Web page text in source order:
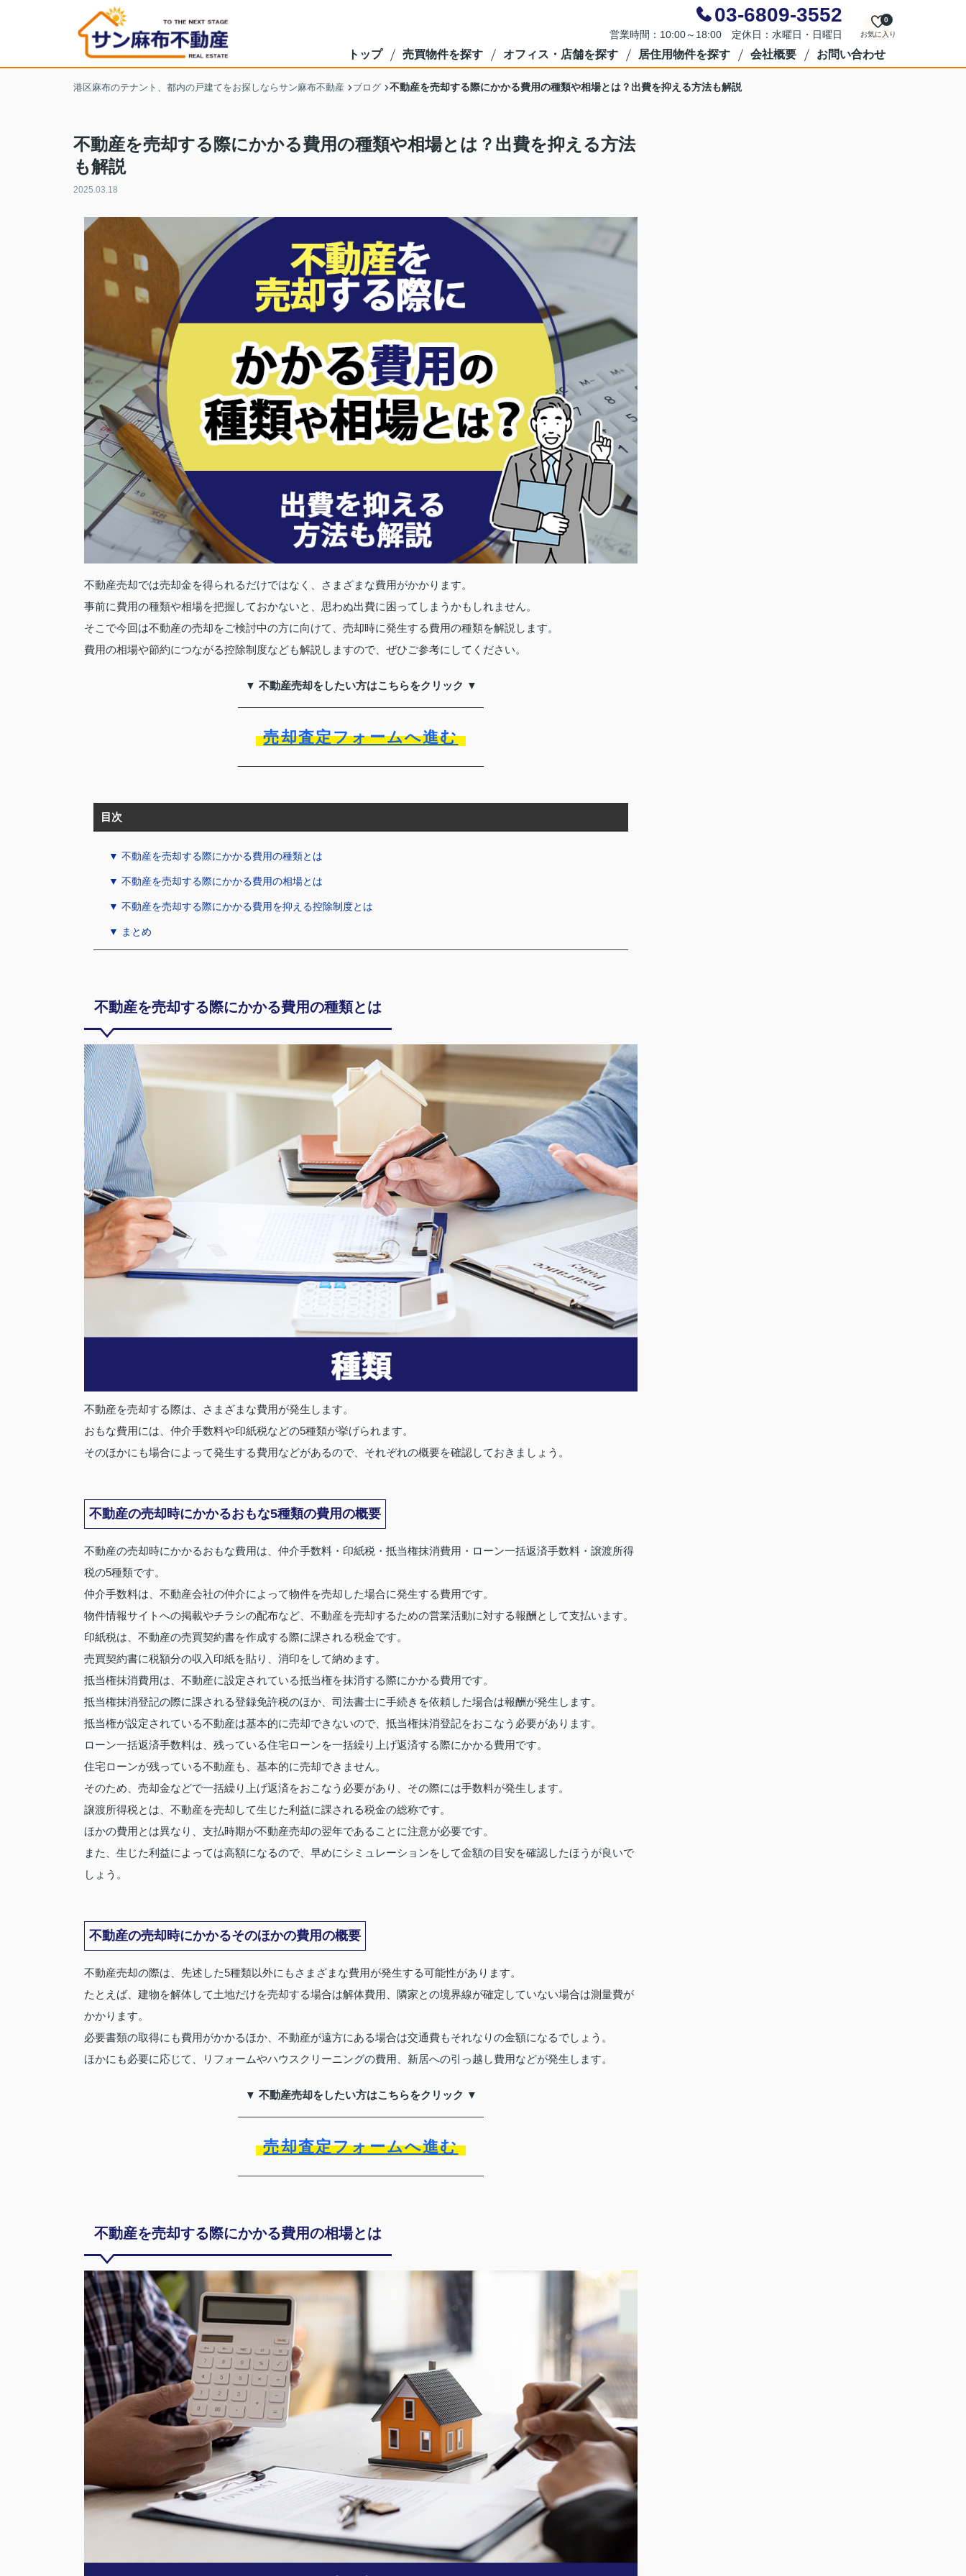
03-6809-3552
営業時間：10:00～18:00 定休日：水曜日・日曜日 お気に入り
0
トップ 売買物件を探す オフィス・店舗を探す 居住用物件を探す 会社概要 お問い合わせ
港区麻布のテナント、都内の戸建てをお探しならサン麻布不動産 ブログ 不動産を売却する際にかかる費用の種類や相場とは？出費を抑える方法も解説
不動産を売却する際にかかる費用の種類や相場とは？出費を抑える方法
も解説
2025.03.18
不動産売却では売却金を得られるだけではなく、さまざまな費用がかかります。
事前に費用の種類や相場を把握しておかないと、思わぬ出費に困ってしまうかもしれません。
そこで今回は不動産の売却をご検討中の方に向けて、売却時に発生する費用の種類を解説します。
費用の相場や節約につながる控除制度なども解説しますので、ぜひご参考にしてください。
▼ 不動産売却をしたい方はこちらをクリック ▼
売却査定フォームへ進む
目次
▼ 不動産を売却する際にかかる費用の種類とは
▼ 不動産を売却する際にかかる費用の相場とは
▼ 不動産を売却する際にかかる費用を抑える控除制度とは
▼ まとめ
不動産を売却する際にかかる費用の種類とは
不動産を売却する際は、さまざまな費用が発生します。
おもな費用には、仲介手数料や印紙税などの5種類が挙げられます。
そのほかにも場合によって発生する費用などがあるので、それぞれの概要を確認しておきましょう。
不動産の売却時にかかるおもな5種類の費用の概要
不動産の売却時にかかるおもな費用は、仲介手数料・印紙税・抵当権抹消費用・ローン一括返済手数料・譲渡所得
税の5種類です。
仲介手数料は、不動産会社の仲介によって物件を売却した場合に発生する費用です。
物件情報サイトへの掲載やチラシの配布など、不動産を売却するための営業活動に対する報酬として支払います。
印紙税は、不動産の売買契約書を作成する際に課される税金です。
売買契約書に税額分の収入印紙を貼り、消印をして納めます。
抵当権抹消費用は、不動産に設定されている抵当権を抹消する際にかかる費用です。
抵当権抹消登記の際に課される登録免許税のほか、司法書士に手続きを依頼した場合は報酬が発生します。
抵当権が設定されている不動産は基本的に売却できないので、抵当権抹消登記をおこなう必要があります。
ローン一括返済手数料は、残っている住宅ローンを一括繰り上げ返済する際にかかる費用です。
住宅ローンが残っている不動産も、基本的に売却できません。
そのため、売却金などで一括繰り上げ返済をおこなう必要があり、その際には手数料が発生します。
譲渡所得税とは、不動産を売却して生じた利益に課される税金の総称です。
ほかの費用とは異なり、支払時期が不動産売却の翌年であることに注意が必要です。
また、生じた利益によっては高額になるので、早めにシミュレーションをして金額の目安を確認したほうが良いで
しょう。
不動産の売却時にかかるそのほかの費用の概要
不動産売却の際は、先述した5種類以外にもさまざまな費用が発生する可能性があります。
たとえば、建物を解体して土地だけを売却する場合は解体費用、隣家との境界線が確定していない場合は測量費が
かかります。
必要書類の取得にも費用がかかるほか、不動産が遠方にある場合は交通費もそれなりの金額になるでしょう。
ほかにも必要に応じて、リフォームやハウスクリーニングの費用、新居への引っ越し費用などが発生します。
▼ 不動産売却をしたい方はこちらをクリック ▼
売却査定フォームへ進む
不動産を売却する際にかかる費用の相場とは